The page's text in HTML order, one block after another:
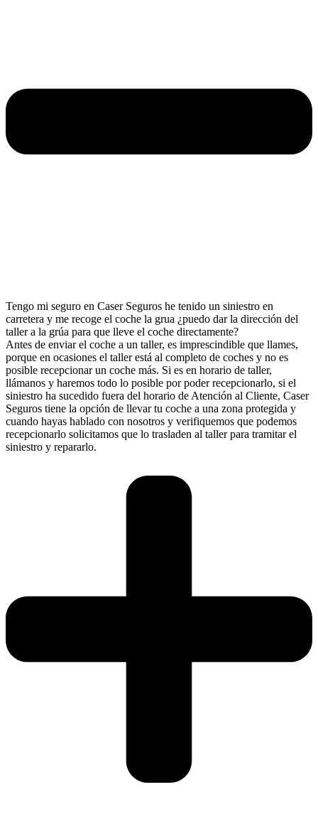
Tengo mi seguro en Caser Seguros he tenido un siniestro en
carretera y me recoge el coche la grua ¿puedo dar la dirección del
taller a la grúa para que lleve el coche directamente?
Antes de enviar el coche a un taller, es imprescindible que llames,
porque en ocasiones el taller está al completo de coches y no es
posible recepcionar un coche más. Si es en horario de taller,
llámanos y haremos todo lo posible por poder recepcionarlo, si el
siniestro ha sucedido fuera del horario de Atención al Cliente, Caser
Seguros tiene la opción de llevar tu coche a una zona protegida y
cuando hayas hablado con nosotros y verifiquemos que podemos
recepcionarlo solicitamos que lo trasladen al taller para tramitar el
siniestro y repararlo.